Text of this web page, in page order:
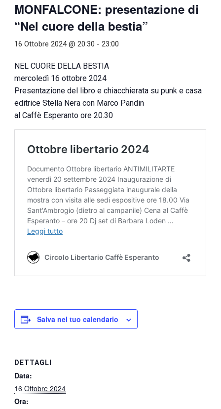
MONFALCONE: presentazione di
“Nel cuore della bestia”
16 Ottobre 2024 @ 20:30 -23:00
NEL CUORE DELLA BESTIA
mercoledì 16 ottobre 2024
Presentazione del libro e chiacchierata su punk e casa
editrice Stella Nera con Marco Pandin
al Caffè Esperanto ore 20.30
Salva nel tuo calendario
DETTAGLI
Data:
16 Ottobre 2024
Ora: